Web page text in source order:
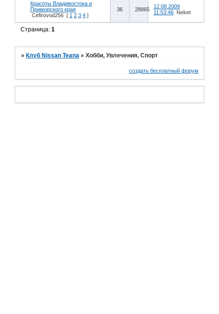
Красоты Владивостока и
Приморского края
Cefirovod256 [ 1 2 3 4 ]
36 28865
12.08.2009
11:53:46 Neket
Страница:1
»Клуб Nissan Teana »Хобби, Увлечения, Спорт
создать бесплатный форум